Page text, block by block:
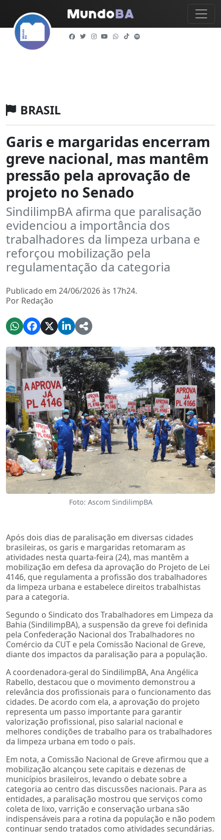
BRASIL
Garis e margaridas encerram
greve nacional, mas mantêm
pressão pela aprovação de
projeto no Senado
SindilimpBA afirma que paralisação
evidenciou a importância dos
trabalhadores da limpeza urbana e
reforçou mobilização pela
regulamentação da categoria
Publicado em 24/06/2026 às 17h24.
Por Redação
Foto: Ascom SindilimpBA
Após dois dias de paralisação em diversas cidades
brasileiras, os garis e margaridas retomaram as
atividades nesta quarta-feira (24), mas mantêm a
mobilização em defesa da aprovação do Projeto de Lei
4146, que regulamenta a profissão dos trabalhadores
da limpeza urbana e estabelece direitos trabalhistas
para a categoria.
Segundo o Sindicato dos Trabalhadores em Limpeza da
Bahia (SindilimpBA), a suspensão da greve foi definida
pela Confederação Nacional dos Trabalhadores no
Comércio da CUT e pela Comissão Nacional de Greve,
diante dos impactos da paralisação para a população.
A coordenadora-geral do SindilimpBA, Ana Angélica
Rabello, destacou que o movimento demonstrou a
relevância dos profissionais para o funcionamento das
cidades. De acordo com ela, a aprovação do projeto
representa um passo importante para garantir
valorização profissional, piso salarial nacional e
melhores condições de trabalho para os trabalhadores
da limpeza urbana em todo o país.
Em nota, a Comissão Nacional de Greve afirmou que a
mobilização alcançou sete capitais e dezenas de
municípios brasileiros, levando o debate sobre a
categoria ao centro das discussões nacionais. Para as
entidades, a paralisação mostrou que serviços como
coleta de lixo, varrição e conservação urbana são
indispensáveis para a rotina da população e não podem
continuar sendo tratados como atividades secundárias.